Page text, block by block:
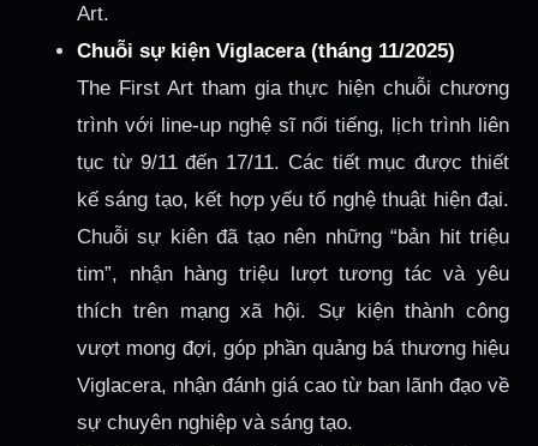
Art.
Chuỗi sự kiện Viglacera (tháng 11/2025)
The First Art tham gia thực hiện chuỗi chương
trình với line-up nghệ sĩ nổi tiếng, lịch trình liên
tục từ 9/11 đến 17/11. Các tiết mục được thiết
kế sáng tạo, kết hợp yếu tố nghệ thuật hiện đại.
Chuỗi sự kiên đã tạo nên những “bản hit triệu
tim”, nhận hàng triệu lượt tương tác và yêu
thích trên mạng xã hội. Sự kiện thành công
vượt mong đợi, góp phần quảng bá thương hiệu
Viglacera, nhận đánh giá cao từ ban lãnh đạo về
sự chuyên nghiệp và sáng tạo.